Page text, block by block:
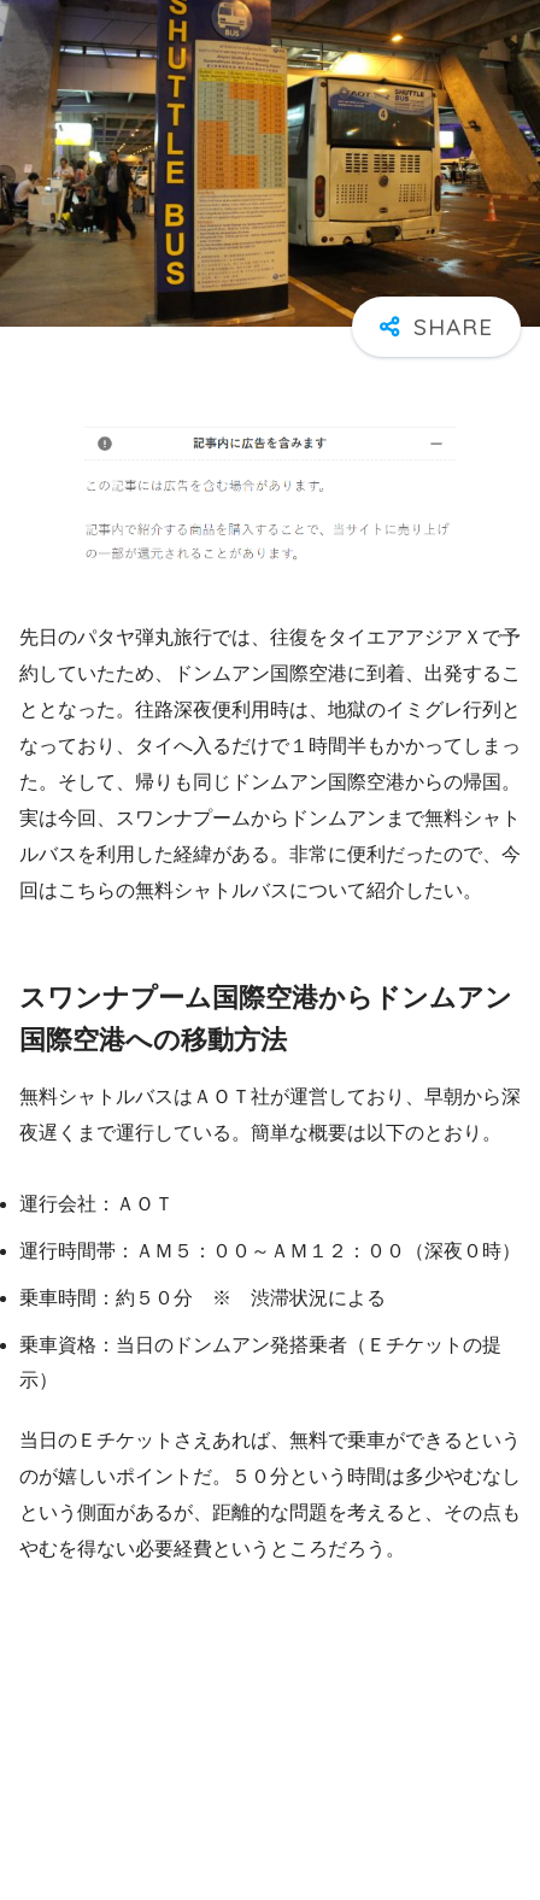
先日のパタヤ弾丸旅行では、往復をタイエアアジアＸで予
約していたため、ドンムアン国際空港に到着、出発するこ
ととなった。往路深夜便利用時は、地獄のイミグレ行列と
なっており、タイへ入るだけで１時間半もかかってしまっ
た。そして、帰りも同じドンムアン国際空港からの帰国。
実は今回、スワンナプームからドンムアンまで無料シャト
ルバスを利用した経緯がある。非常に便利だったので、今
回はこちらの無料シャトルバスについて紹介したい。
スワンナプーム国際空港からドンムアン
国際空港への移動方法
無料シャトルバスはＡＯＴ社が運営しており、早朝から深
夜遅くまで運行している。簡単な概要は以下のとおり。
運行会社：ＡＯＴ
運行時間帯：ＡＭ５：００～ＡＭ１２：００（深夜０時）
乗車時間：約５０分 ※ 渋滞状況による
乗車資格：当日のドンムアン発搭乗者（Ｅチケットの提
示）
当日のＥチケットさえあれば、無料で乗車ができるという
のが嬉しいポイントだ。５０分という時間は多少やむなし
という側面があるが、距離的な問題を考えると、その点も
やむを得ない必要経費というところだろう。